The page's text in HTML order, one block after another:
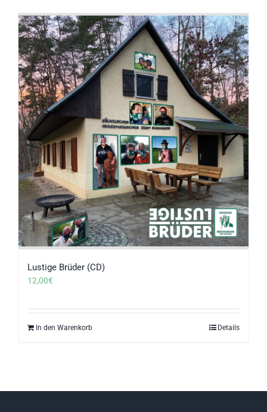
Lustige Brüder (CD)
12,00€
In den Warenkorb Details